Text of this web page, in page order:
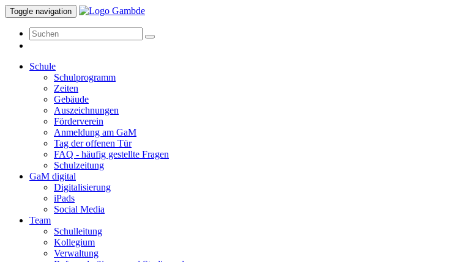
Toggle navigation
Schule
Schulprogramm
Zeiten
Gebäude
Auszeichnungen
Förderverein
Anmeldung am GaM
Tag der offenen Tür
FAQ - häufig gestellte Fragen
Schulzeitung
GaM digital
Digitalisierung
iPads
Social Media
Team
Schulleitung
Kollegium
Verwaltung